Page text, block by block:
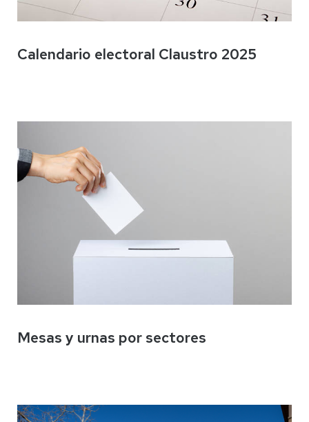
Calendario electoral Claustro 2025
Mesas y urnas por sectores